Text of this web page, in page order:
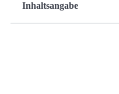
Inhaltsangabe